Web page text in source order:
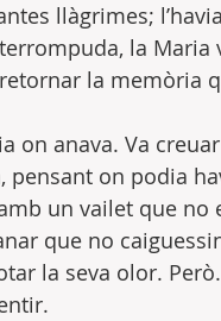
llàgrimes;
la Maria
la memòria
on anava. Va
pensant on podia
un vailet que no
que no
la seva olor.